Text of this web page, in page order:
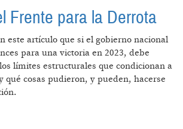
Frente para la Derrota
este artículo que si el gobierno nacional
para una victoria en 2023, debe
límites estructurales que condicionan a
qué cosas pudieron, y pueden, hacerse